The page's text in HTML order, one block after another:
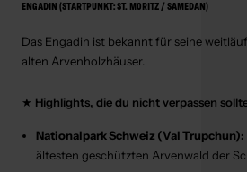
ENGADIN (STARTPUNKT: ST. MORITZ / SAMEDAN)
Das Engadin ist bekannt für seine
alten Arvenholzhäuser.
★ Highlights, die du nicht verpassen
Nationalpark Schweiz (Val Trupchun):
ältesten geschützten Arvenwald der